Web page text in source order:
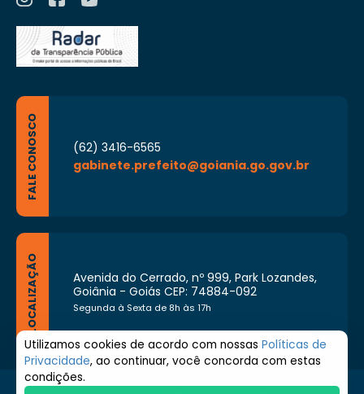
FALE CONOSCO
(62) 3416-6565
gabinete.prefeito@goiania.go.gov.br
LOCALIZAÇÃO
Avenida do Cerrado, nº 999, Park Lozandes,
Goiânia - Goiás CEP: 74884-092
Segunda à Sexta de 8h às 17h
Utilizamos cookies de acordo com nossas Políticas de
Privacidade, ao continuar, você concorda com estas
condições.